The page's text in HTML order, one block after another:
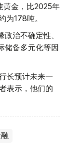
黄金，比2025年
为178吨。
治不确定性、
储备多元化等因
长预计未来一
表示，他们的